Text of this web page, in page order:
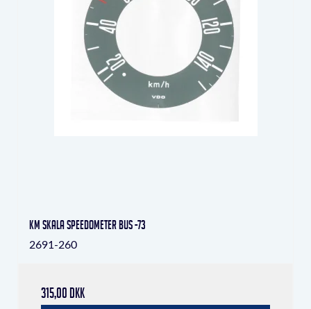
KM skala speedometer Bus -73
2691-260
315,00 DKK